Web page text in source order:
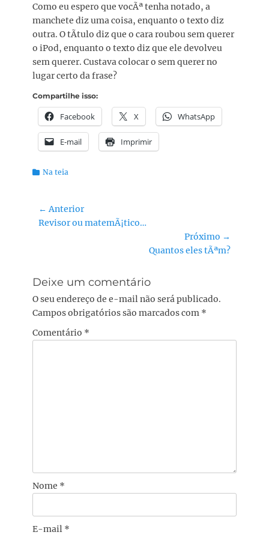
Como eu espero que vocÃª tenha notado, a
manchete diz uma coisa, enquanto o texto diz
outra. O tÃ­tulo diz que o cara roubou sem querer
o iPod, enquanto o texto diz que ele devolveu
sem querer. Custava colocar o sem querer no
lugar certo da frase?
Compartilhe isso:
Facebook X WhatsApp
E-mail Imprimir
Categorias:
Na teia
Navegação
de
← Anterior
Post
Revisor ou matemÃ¡tico…
Próximo →
Quantos eles tÃªm?
Deixe um comentário
O seu endereço de e-mail não será publicado.
Campos obrigatórios são marcados com *
Comentário *
Nome *
E-mail *